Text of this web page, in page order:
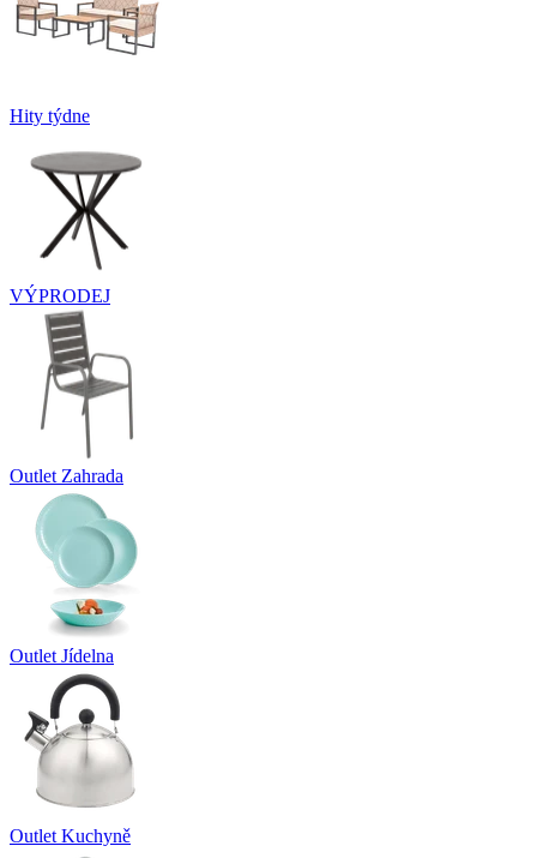
Hity týdne
VÝPRODEJ
Outlet Zahrada
Outlet Jídelna
Outlet Kuchyně